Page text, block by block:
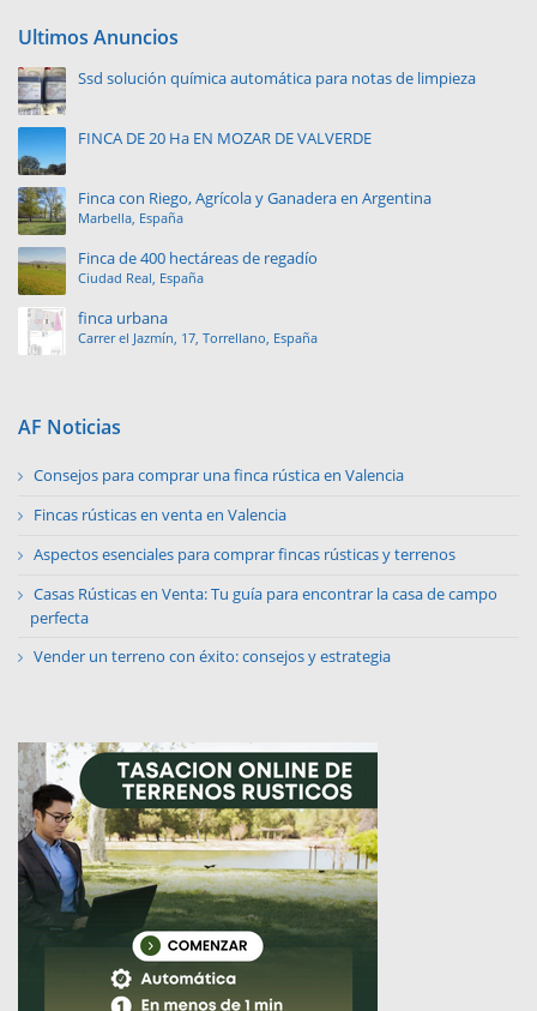
Ultimos Anuncios
Ssd solución química automática para notas de limpieza
FINCA DE 20 Ha EN MOZAR DE VALVERDE
Finca con Riego, Agrícola y Ganadera en Argentina
Marbella, España
Finca de 400 hectáreas de regadío
Ciudad Real, España
finca urbana
Carrer el Jazmín, 17, Torrellano, España
AF Noticias
Consejos para comprar una finca rústica en Valencia
Fincas rústicas en venta en Valencia
Aspectos esenciales para comprar fincas rústicas y terrenos
Casas Rústicas en Venta: Tu guía para encontrar la casa de campo
perfecta
Vender un terreno con éxito: consejos y estrategia